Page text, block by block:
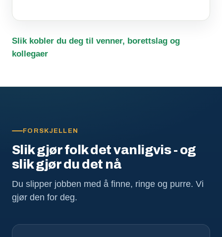
Slik kobler du deg til venner, borettslag og
kollegaer
FORSKJELLEN
Slik gjør folk det vanligvis - og
slik gjør du det nå
Du slipper jobben med å finne, ringe og purre. Vi
gjør den for deg.